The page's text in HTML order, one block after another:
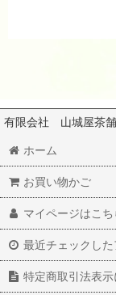
有限会社 山城屋茶
ホーム
お買い物かご
マイページはこち
最近チェックした
特定商取引法表